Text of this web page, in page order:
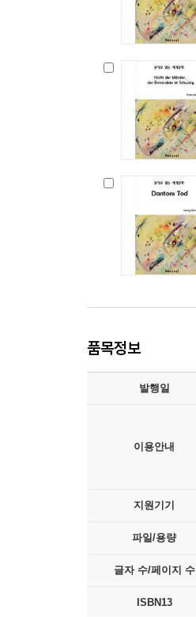
품목정보
발행일
이용안내
지원기기
파일/용량
글자 수/페이지 수
ISBN13